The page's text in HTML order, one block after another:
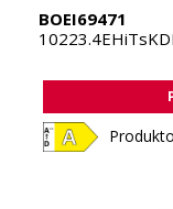
BOEI69471